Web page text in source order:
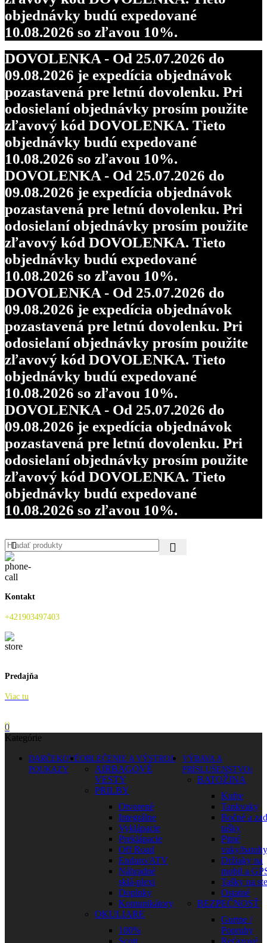
objednávky budú expedované
10.08.2026 so zľavou 10%.
DOVOLENKA - Od 25.07.2026 do
09.08.2026 je expedícia objednávok
pozastavená pre letnú dovolenku. Pri
odosielaní objednávky prosím použite
zľavový kód DOVOLENKA. Tieto
objednávky budú expedované
10.08.2026 so zľavou 10%.
DOVOLENKA - Od 25.07.2026 do
09.08.2026 je expedícia objednávok
pozastavená pre letnú dovolenku. Pri
odosielaní objednávky prosím použite
zľavový kód DOVOLENKA. Tieto
objednávky budú expedované
10.08.2026 so zľavou 10%.
DOVOLENKA - Od 25.07.2026 do
09.08.2026 je expedícia objednávok
pozastavená pre letnú dovolenku. Pri
odosielaní objednávky prosím použite
zľavový kód DOVOLENKA. Tieto
objednávky budú expedované
10.08.2026 so zľavou 10%.
DOVOLENKA - Od 25.07.2026 do
09.08.2026 je expedícia objednávok
pozastavená pre letnú dovolenku. Pri
odosielaní objednávky prosím použite
zľavový kód DOVOLENKA. Tieto
objednávky budú expedované
10.08.2026 so zľavou 10%.
Kontakt
+421903497403
Predajňa
Viac tu
0
Kategórie
DARČEKOVÉ
POUKAZY
OBLEČENIE A VÝSTROJ
AIRBAGOVÉ
VESTY
PRILBY
Otvorené
Integrálne
Vyklápacie
Preklápacie
Off Road
Enduro/ATV
Náhradné
sklá-plexi
Doplnky
Komunikátory
OKULIARE
100%
VÝBAVA A
PRÍSLUŠENSTVO
BATOŽINA
Kufre
Tankvaky
Bočné a
tašky
Pitné
vaky/batohy
Držiaky na
mobil a
Tašky na
Ostatné
BEZPEČNOSŤ
Gurtne /
Popruhy